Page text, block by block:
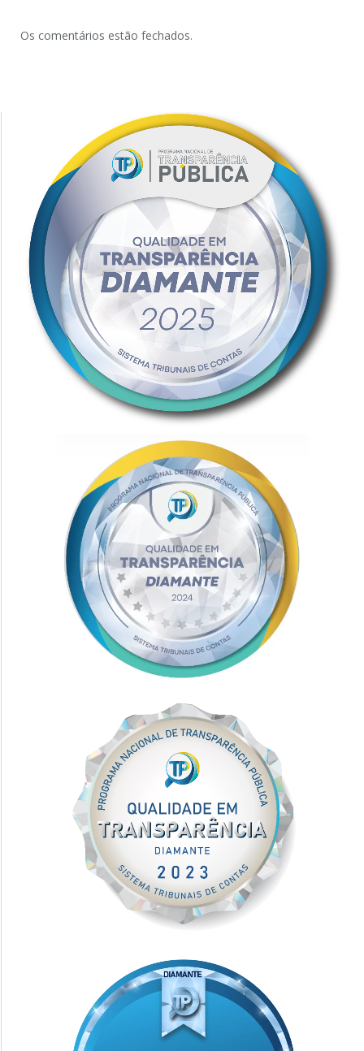
Os comentários estão fechados.